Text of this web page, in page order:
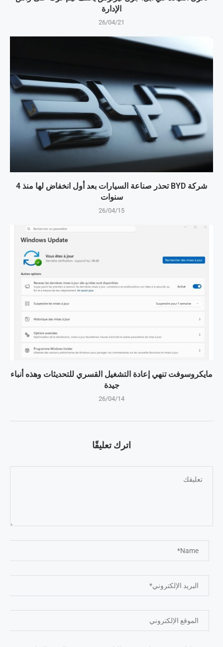
الإدارة
26/04/21
شركة BYD تحذر صناعة السيارات بعد أول انخفاض لها منذ 4
سنوات
26/04/15
مايكروسوفت تنهي إعادة التشغيل القسري للتحديثات وهذه أنباء
جيدة
26/04/14
اترك تعليقًا